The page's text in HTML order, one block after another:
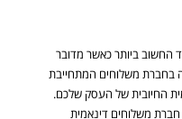
ביותר כאשר מדובר
בחברת משלוחים המתחייבת
החיובית של העסק שלכם.
משלוחים דינאמית